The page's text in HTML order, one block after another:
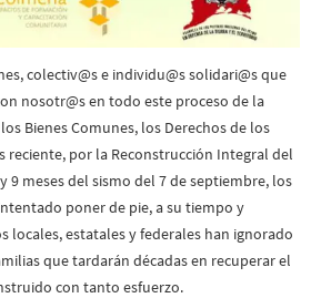
colectiv@s e individu@s solidari@s que
nosotr@s en todo este proceso de la
Bienes Comunes, los Derechos de los
reciente, por la Reconstrucción Integral del
9 meses del sismo del 7 de septiembre, los
poner de pie, a su tiempo y
locales, estatales y federales han ignorado
que tardarán décadas en recuperar el
con tanto esfuerzo.